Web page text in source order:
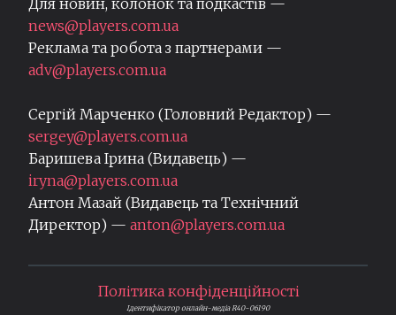
Для новин, колонок та подкастів —
news@players.com.ua
Реклама та робота з партнерами —
adv@players.com.ua
Сергій Марченко (Головний Редактор) —
sergey@players.com.ua
Баришева Ірина (Видавець) —
iryna@players.com.ua
Антон Мазай (Видавець та Технічний
Директор) — anton@players.com.ua
Політика конфіденційності
Ідентифікатор онлайн-медіа R40-06190